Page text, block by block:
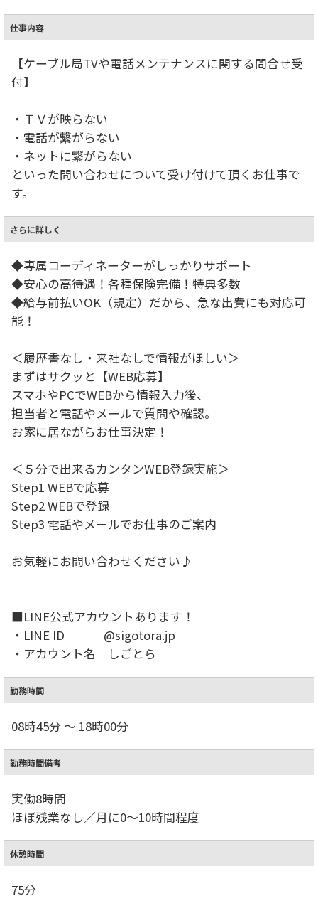
仕事内容
【ケーブル局TVや電話メンテナンスに関する問合せ受
付】
・ＴＶが映らない
・電話が繋がらない
・ネットに繋がらない
といった問い合わせについて受け付けて頂くお仕事で
す。
さらに詳しく
◆専属コーディネーターがしっかりサポート
◆安心の高待遇！各種保険完備！特典多数
◆給与前払いOK（規定）だから、急な出費にも対応可
能！
＜履歴書なし・来社なしで情報がほしい＞
まずはサクッと【WEB応募】
スマホやPCでWEBから情報入力後、
担当者と電話やメールで質問や確認。
お家に居ながらお仕事決定！
＜５分で出来るカンタンWEB登録実施＞
Step1 WEBで応募
Step2 WEBで登録
Step3 電話やメールでお仕事のご案内
お気軽にお問い合わせください♪
■LINE公式アカウントあります！
・LINE ID @sigotora.jp
・アカウント名 しごとら
勤務時間
08時45分 ～ 18時00分
勤務時間備考
実働8時間
ほぼ残業なし／月に0～10時間程度
休憩時間
75分